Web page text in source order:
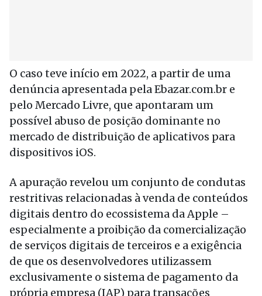
O caso teve início em 2022, a partir de uma
denúncia apresentada pela Ebazar.com.br e
pelo Mercado Livre, que apontaram um
possível abuso de posição dominante no
mercado de distribuição de aplicativos para
dispositivos iOS.
A apuração revelou um conjunto de condutas
restritivas relacionadas à venda de conteúdos
digitais dentro do ecossistema da Apple –
especialmente a proibição da comercialização
de serviços digitais de terceiros e a exigência
de que os desenvolvedores utilizassem
exclusivamente o sistema de pagamento da
própria empresa (IAP) para transações